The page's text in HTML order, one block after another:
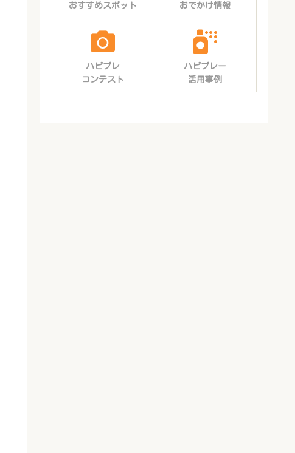
おすすめスポット
おでかけ情報
ハピプレ
コンテスト
ハピプレー
活用事例